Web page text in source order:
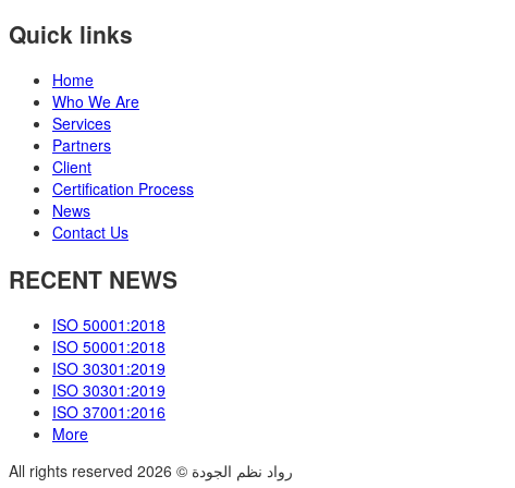
Quick links
Home
Who We Are
Services
Partners
Client
Certification Process
News
Contact Us
RECENT NEWS
ISO 50001:2018
ISO 50001:2018
ISO 30301:2019
ISO 30301:2019
ISO 37001:2016
More
All rights reserved رواد نظم الجودة © 2026